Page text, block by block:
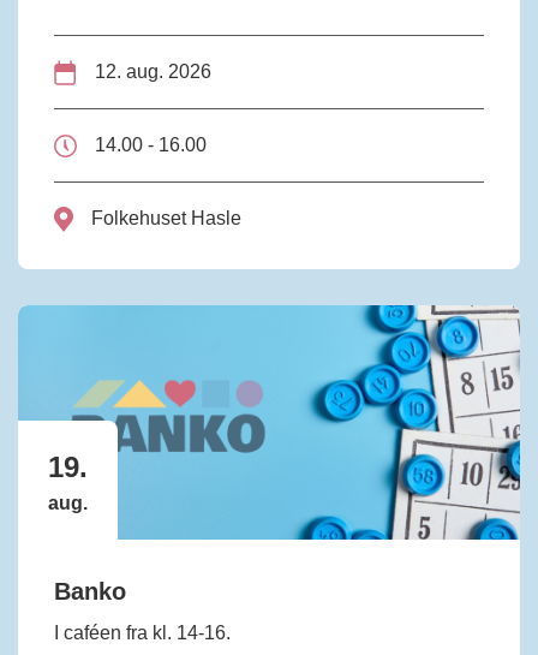
12. aug. 2026
14.00 - 16.00
Folkehuset Hasle
19.
aug.
Banko
I caféen fra kl. 14-16.